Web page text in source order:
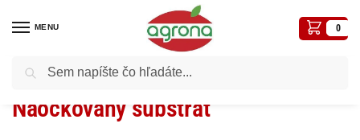
MENU 0
Domov Huby sadba / Naočkovaný substrát
Naočkovaný substrát